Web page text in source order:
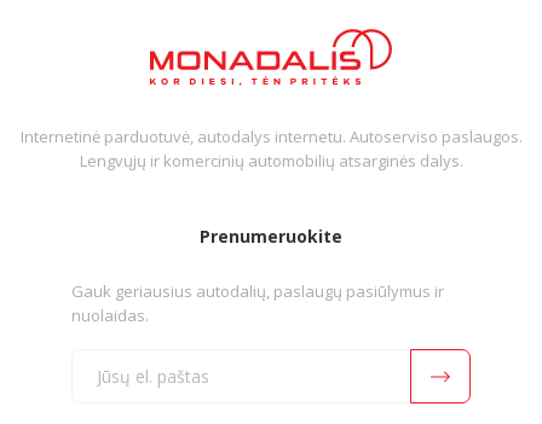
Internetinė parduotuvė, autodalys internetu. Autoserviso paslaugos.
Lengvųjų ir komercinių automobilių atsarginės dalys.
Prenumeruokite
Gauk geriausius autodalių, paslaugų pasiūlymus ir
nuolaidas.